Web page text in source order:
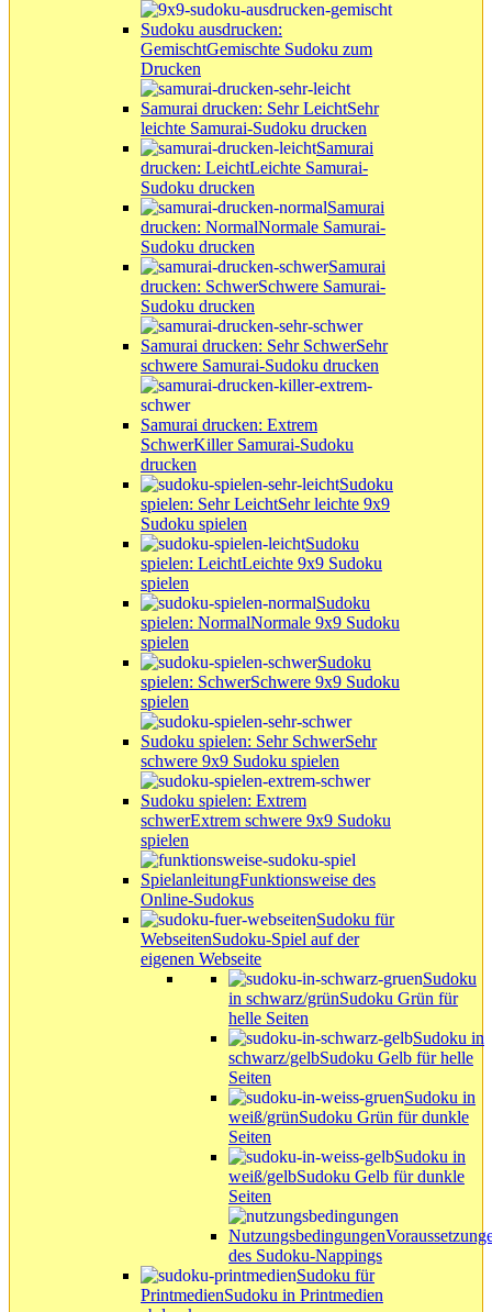
Sudoku ausdrucken:
GemischtGemischte Sudoku zum
Drucken
Samurai drucken: Sehr LeichtSehr
leichte Samurai-Sudoku drucken
Samurai
drucken: LeichtLeichte Samurai-
Sudoku drucken
Samurai
drucken: NormalNormale Samurai-
Sudoku drucken
Samurai
drucken: SchwerSchwere Samurai-
Sudoku drucken
Samurai drucken: Sehr SchwerSehr
schwere Samurai-Sudoku drucken
Samurai drucken: Extrem
SchwerKiller Samurai-Sudoku
drucken
Sudoku
spielen: Sehr LeichtSehr leichte 9x9
Sudoku spielen
Sudoku
spielen: LeichtLeichte 9x9 Sudoku
spielen
Sudoku
spielen: NormalNormale 9x9 Sudoku
spielen
Sudoku
spielen: SchwerSchwere 9x9 Sudoku
spielen
Sudoku spielen: Sehr SchwerSehr
schwere 9x9 Sudoku spielen
Sudoku spielen: Extrem
schwerExtrem schwere 9x9 Sudoku
spielen
SpielanleitungFunktionsweise des
Online-Sudokus
Sudoku für
WebseitenSudoku-Spiel auf der
eigenen Webseite
Sudoku
in schwarz/grünSudoku Grün für
helle Seiten
Sudoku in
schwarz/gelbSudoku Gelb für helle
Seiten
Sudoku in
weiß/grünSudoku Grün für dunkle
Seiten
Sudoku in
weiß/gelbSudoku Gelb für dunkle
Seiten
Nutzungsbedingungen
des Sudoku-Nappings
Sudoku für
PrintmedienSudoku in Printmedien